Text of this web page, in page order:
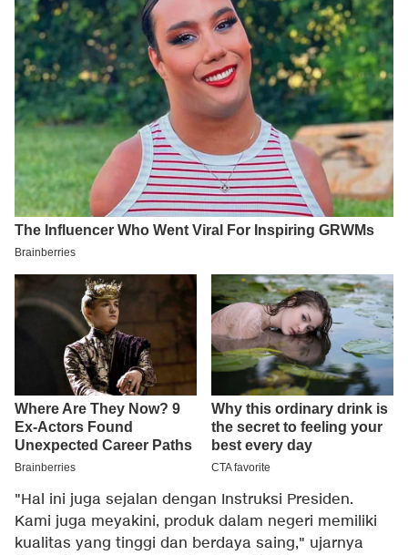
"Hal ini juga sejalan dengan Instruksi Presiden.
Kami juga meyakini, produk dalam negeri memiliki
kualitas yang tinggi dan berdaya saing," ujarnya